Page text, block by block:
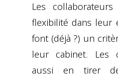
Les
flexibilité dans leur
font (déjà ?) un
leur cabinet. Les
aussi en tirer